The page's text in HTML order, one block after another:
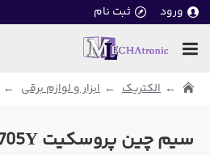
ورود ثبت نام
الکتریک ابزار و لوازم برقی
سیم چین پروسکیت 1PK-705Y تایوانی